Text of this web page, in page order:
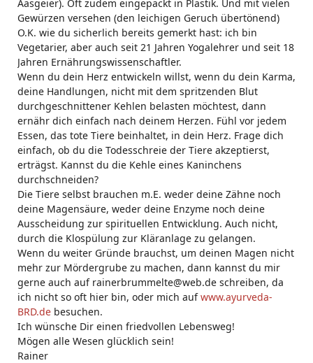
Aasgeier). Oft zudem eingepackt in Plastik. Und mit vielen
Gewürzen versehen (den leichigen Geruch übertönend)
O.K. wie du sicherlich bereits gemerkt hast: ich bin
Vegetarier, aber auch seit 21 Jahren Yogalehrer und seit 18
Jahren Ernährungswissenschaftler.
Wenn du dein Herz entwickeln willst, wenn du dein Karma,
deine Handlungen, nicht mit dem spritzenden Blut
durchgeschnittener Kehlen belasten möchtest, dann
ernähr dich einfach nach deinem Herzen. Fühl vor jedem
Essen, das tote Tiere beinhaltet, in dein Herz. Frage dich
einfach, ob du die Todesschreie der Tiere akzeptierst,
erträgst. Kannst du die Kehle eines Kaninchens
durchschneiden?
Die Tiere selbst brauchen m.E. weder deine Zähne noch
deine Magensäure, weder deine Enzyme noch deine
Ausscheidung zur spirituellen Entwicklung. Auch nicht,
durch die Klospülung zur Kläranlage zu gelangen.
Wenn du weiter Gründe brauchst, um deinen Magen nicht
mehr zur Mördergrube zu machen, dann kannst du mir
gerne auch auf rainerbrummelte@web.de schreiben, da
ich nicht so oft hier bin, oder mich aufwww.ayurveda-
BRD.de besuchen.
Ich wünsche Dir einen friedvollen Lebensweg!
Mögen alle Wesen glücklich sein!
Rainer